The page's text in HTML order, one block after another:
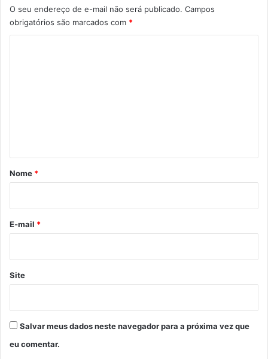
O seu endereço de e-mail não será publicado. Campos
obrigatórios são marcados com *
r
*
Nome *
E-mail *
Site
Salvar meus dados neste navegador para a próxima vez que
eu comentar.